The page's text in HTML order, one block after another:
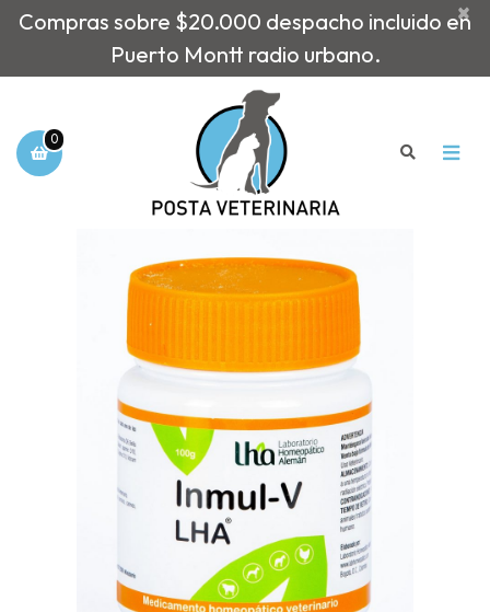
Compras sobre $20.000 despacho incluido en
Puerto Montt radio urbano.
×
0